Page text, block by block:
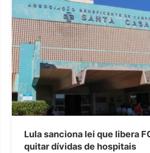
Lula sanciona lei que libera
quitar dívidas de hospitais